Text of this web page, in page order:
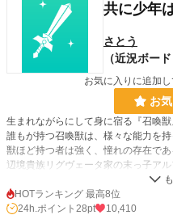
共に少年
さとう
（近況ボード
お気に入りに追加
お
生まれながらにして身に宿る『召喚獣
誰もが持つ召喚獣は、様々な能力を
獣ほど持つ者は強く、憧れの存在であ
辺境貴族リグヴェータ家の末っ子ア
乗る小さな『モグラ』だった。アル
冷遇される生活を送っていた。
だが十五歳になり、高位な召喚獣を
HOTランキング 最高8位
24h.ポイント 28pt
10,410